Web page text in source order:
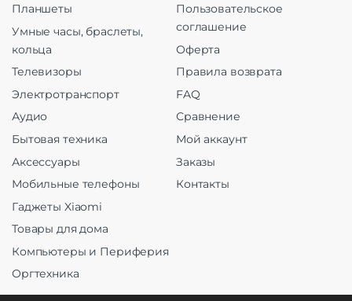
Планшеты
Умные часы, браслеты,
кольца
Телевизоры
Электротранспорт
Аудио
Бытовая техника
Аксессуары
Мобильные телефоны
Гаджеты Xiaomi
Товары для дома
Компьютеры и Периферия
Оргтехника
Пользовательское
соглашение
Оферта
Правила возврата
FAQ
Сравнение
Мой аккаунт
Заказы
Контакты